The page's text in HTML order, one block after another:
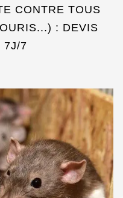
CONTRE TOUS
: DEVIS
7J/7